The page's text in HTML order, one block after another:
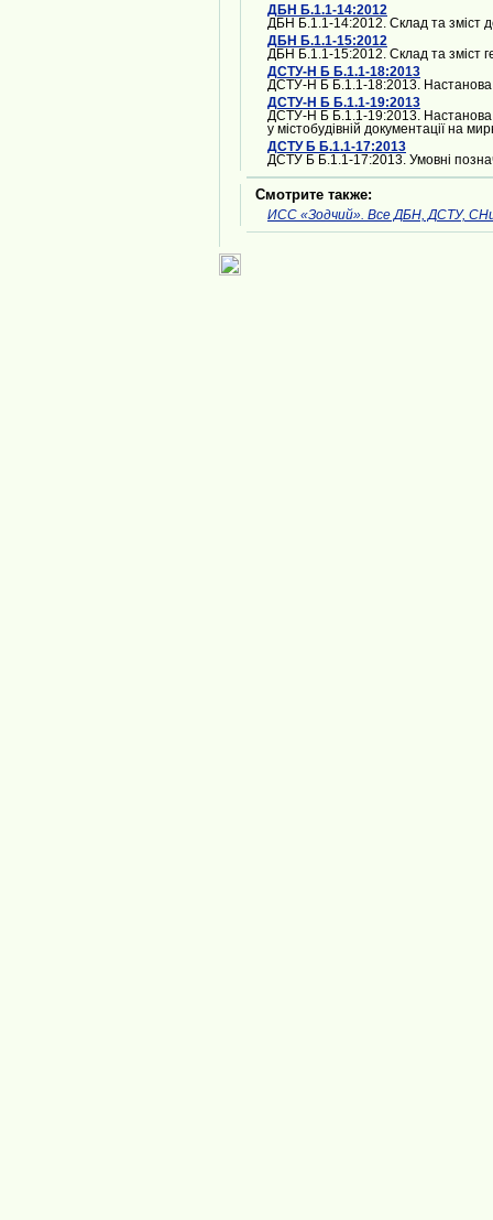
ДБН Б.1.1-14:2012
ДБН Б.1.1-14:2012. Склад та зміст
ДБН Б.1.1-15:2012
ДБН Б.1.1-15:2012. Склад та зміст
ДСТУ-Н Б Б.1.1-18:2013
ДСТУ-Н Б Б.1.1-18:2013. Настанова
ДСТУ-Н Б Б.1.1-19:2013
ДСТУ-Н Б Б.1.1-19:2013. Настанова з
у містобудівній документації на
ДСТУ Б Б.1.1-17:2013
ДСТУ Б Б.1.1-17:2013. Умовні
Смотрите также:
ИСС «Зодчий». Все ДБН, ДСТУ,